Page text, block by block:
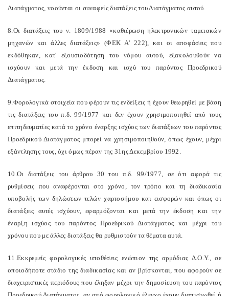
Διατάγματος, νοούνται οι συναφείς διατάξεις του Διατάγματος αυτού.
8.Οι διατάξεις του ν. 1809/1988 «καθιέρωση ηλεκτρονικών ταμειακών
μηχανών και άλλες διατάξεις» (ΦΕΚ Α' 222), και οι αποφάσεις που
εκδόθηκαν, κατ' εξουσιοδότηση του νόμου αυτού, εξακολουθούν να
ισχύουν και μετά την έκδοση και ισχύ του παρόντος Προεδρικού
Διατάγματος.
9.Φορολογικά στοιχεία που φέρουν τις ενδείξεις ή έχουν θεωρηθεί με βάση
τις διατάξεις του π.δ. 99/1977 και δεν έχουν χρησιμοποιηθεί από τους
επιτηδευματίες κατά το χρόνο έναρξης ισχύος των διατάξεων του παρόντος
Προεδρικού Διατάγματος μπορεί να χρησιμοποιηθούν, όπως έχουν, μέχρι
εξάντλησης τους, όχι όμως πέραν της 31ης Δεκεμβρίου 1992.
10.Οι διατάξεις του άρθρου 30 του π.δ. 99/1977, σε ότι αφορά τις
ρυθμίσεις που αναφέρονται στο χρόνο, τον τρόπο και τη διαδικασία
υποβολής των δηλώσεων τελών χαρτοσήμου και εισφορών και όπως οι
διατάξεις αυτές ισχύουν, εφαρμόζονται και μετά την έκδοση και την
έναρξη ισχύος του παρόντος Προεδρικού Διατάγματος και μέχρι του
χρόνου που με άλλες διατάξεις θα ρυθμιστούν τα θέματα αυτά.
11.Εκκρεμείς φορολογικές υποθέσεις ενώπιον της αρμόδιας Δ.Ο.Υ., σε
οποιοδήποτε στάδιο της διαδικασίας και αν βρίσκονται, που αφορούν σε
διαχειριστικές περιόδους που έληξαν μέχρι την δημοσίευση του παρόντος